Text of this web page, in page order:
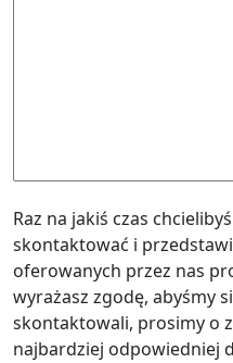
Raz na jakiś czas
skontaktować i
oferowanych przez nas
wyrażasz zgodę, abyśmy
skontaktowali, prosimy o
najbardziej odpowiedniej